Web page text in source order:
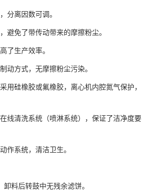
分离因数可调。
避免了带传动带来的摩擦粉尘。
了生产效率。
动方式，无摩擦粉尘污染。
用硅橡胶或氟橡胶，离心机内腔氮气保护，
线清洗系统（喷淋系统），保证了洁净度要
作系统，清洁卫生。
料后转鼓中无残余滤饼。